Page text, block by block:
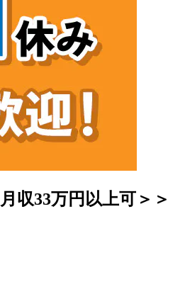
収33万円以上可＞＞